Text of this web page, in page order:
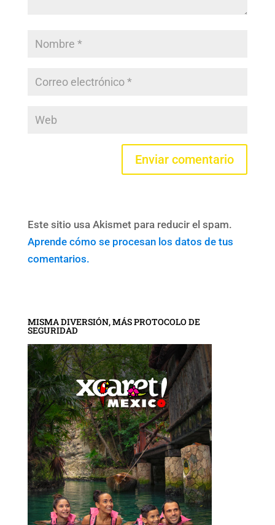
Este sitio usa Akismet para reducir el spam.
Aprende cómo se procesan los datos de tus
comentarios.
MISMA DIVERSIÓN, MÁS PROTOCOLO DE
SEGURIDAD